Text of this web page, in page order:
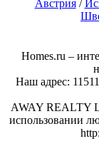
Австрия/
Homes.ru –
Наш адрес:
AWAY REALTY
использовании